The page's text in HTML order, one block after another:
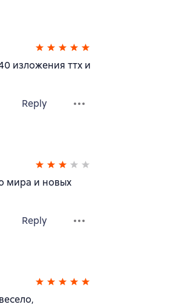
изложения ттх и
Reply
мира и новых
Reply